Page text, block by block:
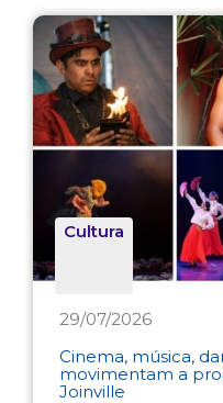
Cultura
29/07/2026
Cinema, música,
movimentam a
Joinville